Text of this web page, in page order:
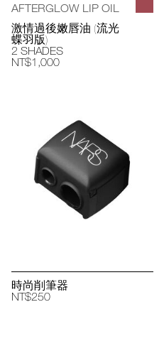
AFTERGLOW LIP OIL
激情過後嫩唇油 (流光
蝶羽版)
2 SHADES
NT$1,000
時尚削筆器
NT$250